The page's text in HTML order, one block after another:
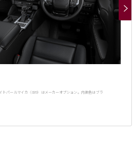
パールマイカ〈089〉はメーカーオプション。内装色はブラ